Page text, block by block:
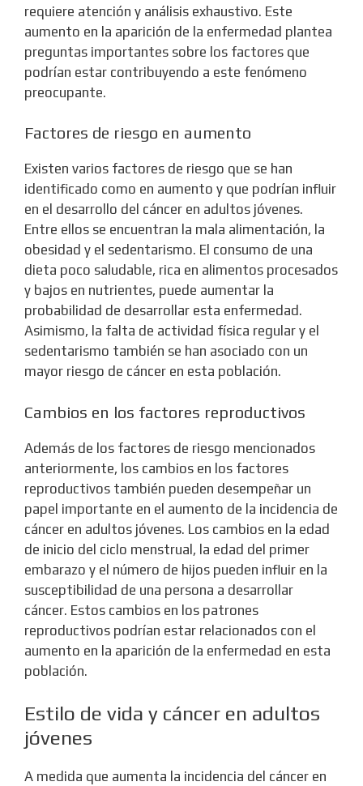
requiere atención y análisis exhaustivo. Este
aumento en la aparición de la enfermedad plantea
preguntas importantes sobre los factores que
podrían estar contribuyendo a este fenómeno
preocupante.
Factores de riesgo en aumento
Existen varios factores de riesgo que se han
identificado como en aumento y que podrían influir
en el desarrollo del cáncer en adultos jóvenes.
Entre ellos se encuentran la mala alimentación, la
obesidad y el sedentarismo. El consumo de una
dieta poco saludable, rica en alimentos procesados
y bajos en nutrientes, puede aumentar la
probabilidad de desarrollar esta enfermedad.
Asimismo, la falta de actividad física regular y el
sedentarismo también se han asociado con un
mayor riesgo de cáncer en esta población.
Cambios en los factores reproductivos
Además de los factores de riesgo mencionados
anteriormente, los cambios en los factores
reproductivos también pueden desempeñar un
papel importante en el aumento de la incidencia de
cáncer en adultos jóvenes. Los cambios en la edad
de inicio del ciclo menstrual, la edad del primer
embarazo y el número de hijos pueden influir en la
susceptibilidad de una persona a desarrollar
cáncer. Estos cambios en los patrones
reproductivos podrían estar relacionados con el
aumento en la aparición de la enfermedad en esta
población.
Estilo de vida y cáncer en adultos
jóvenes
A medida que aumenta la incidencia del cáncer en